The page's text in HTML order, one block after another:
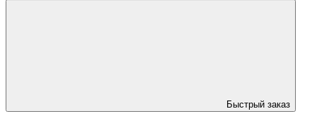
Быстрый заказ